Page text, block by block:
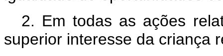
2. Em todas as ações
superior interesse da criança